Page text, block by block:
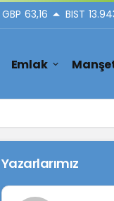
GBP 63,16 BIST
Emlak
Yazarlarımız